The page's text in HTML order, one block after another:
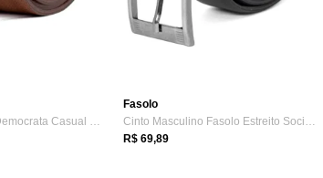
Cinto Masculino Democrata Casual Garage ...
Fasolo
Cinto Masculino Fasolo Estreito Social C...
R$ 69,89